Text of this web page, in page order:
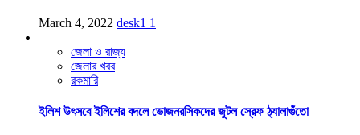
March 4, 2022 desk1 1
জেলা ও রাজ্য
জেলার খবর
রকমারি
ইলিশ উৎসবে ইলিশের বদলে ভোজনরসিকদের জুটল স্রেফ ঠ্যালাগুঁতো